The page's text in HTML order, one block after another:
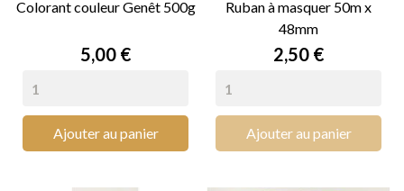
Colorant couleur Genêt 500g
Prix
5,00 €
Ajouter au panier
Ruban à masquer 50m x
48mm
Prix
2,50 €
Ajouter au panier